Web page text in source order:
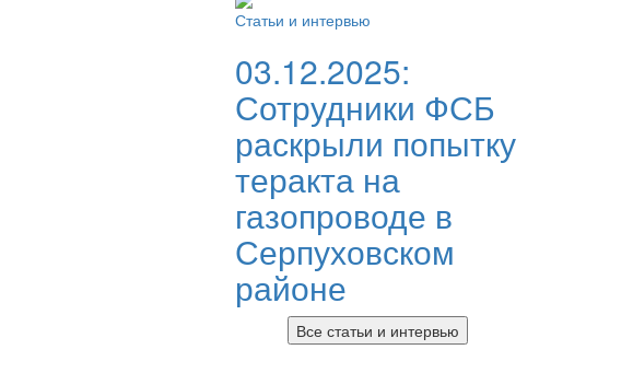
Статьи и интервью
03.12.2025:
Сотрудники ФСБ
раскрыли попытку
теракта на
газопроводе в
Серпуховском
районе
Все статьи и интервью